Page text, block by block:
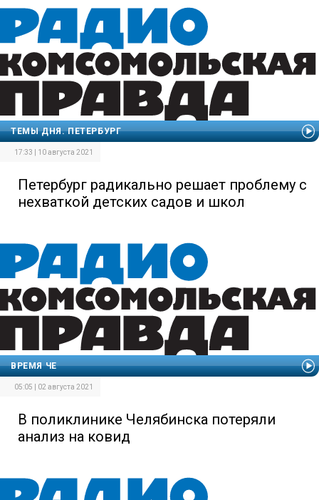
ТЕМЫ ДНЯ. ПЕТЕРБУРГ
17:33 | 10 августа 2021
Петербург радикально решает проблему с
нехваткой детских садов и школ
ВРЕМЯ ЧЕ
05:05 | 02 августа 2021
В поликлинике Челябинска потеряли
анализ на ковид